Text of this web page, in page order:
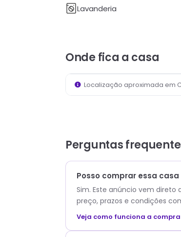
Lavanderia
Onde fica a casa
Localização aproximada em
Perguntas
Posso comprar essa
Sim. Este anúncio vem direto
preço, prazos e condições
Veja como funciona a